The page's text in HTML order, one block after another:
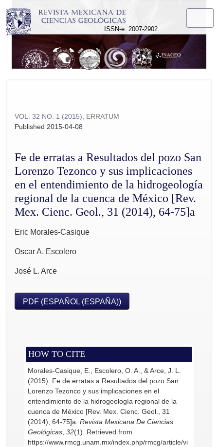
ISSN-e: 2007-2902
VOL. 32 NO. 1 (2015) ERRATUM
Fe de erratas a Resultados del pozo San
Lorenzo Tezonco y sus implicaciones
en el entendimiento de la hidrogeología
regional de la cuenca de México [Rev.
Mex. Cienc. Geol., 31 (2014), 64-75]a
Published 2015-04-08
Eric Morales-Casique
Oscar A. Escolero
José L. Arce
PDF (ESPAÑOL (ESPAÑA))
HOW TO CITE
Morales-Casique, E., Escolero, O. A., & Arce, J. L.
(2015). Fe de erratas a Resultados del pozo San
Lorenzo Tezonco y sus implicaciones en el
entendimiento de la hidrogeología regional de la
cuenca de México [Rev. Mex. Cienc. Geol., 31
(2014), 64-75]a. Revista Mexicana De Ciencias
Geológicas, 32(1). Retrieved from
https://www.rmcg.unam.mx/index.php/rmcg/article/vi